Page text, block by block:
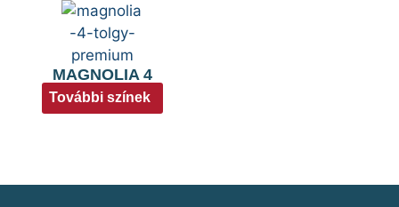
MAGNOLIA 4
További színek